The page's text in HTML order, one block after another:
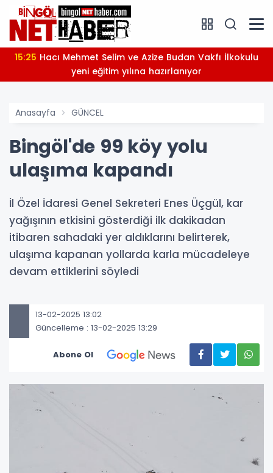
15:25
yeni eğitim yılına hazırlanıyor
Anasayfa GÜNCEL
Bingöl'de 99 köy yolu
ulaşıma kapandı
İl Özel İdaresi Genel Sekreteri Enes Üçgül, kar
yağışının etkisini gösterdiği ilk dakikadan
itibaren sahadaki yer aldıklarını belirterek,
ulaşıma kapanan yollarda karla mücadeleye
devam ettiklerini söyledi
13-02-2025 13:02
Güncelleme : 13-02-2025 13:29
Abone Ol